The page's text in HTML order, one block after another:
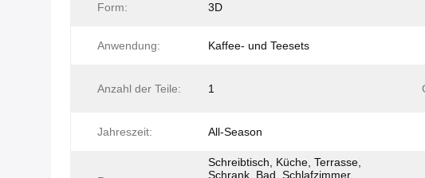
Form: 3D
Anwendung: Kaffee- und Teesets
Anzahl der Teile: 1
Jahreszeit: All-Season
Schreibtisch, Küche, Terrasse,
Schrank, Bad, Schlafzimmer,